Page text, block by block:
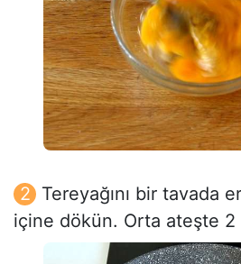
Tereyağını bir tavada
içine dökün. Orta ateşte 2